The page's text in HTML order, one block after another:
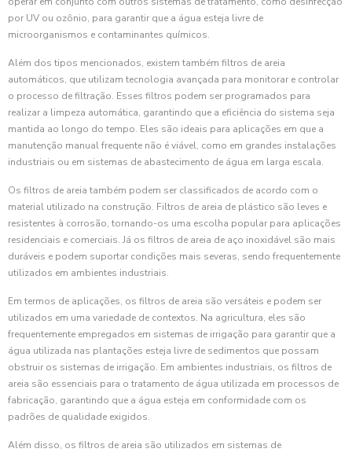
por UV ou ozônio, para garantir que a água esteja livre de
microorganismos e contaminantes químicos.
Além dos tipos mencionados, existem também filtros de areia
automáticos, que utilizam tecnologia avançada para monitorar e controlar
o processo de filtração. Esses filtros podem ser programados para
realizar a limpeza automática, garantindo que a eficiência do sistema seja
mantida ao longo do tempo. Eles são ideais para aplicações em que a
manutenção manual frequente não é viável, como em grandes instalações
industriais ou em sistemas de abastecimento de água em larga escala.
Os filtros de areia também podem ser classificados de acordo com o
material utilizado na construção. Filtros de areia de plástico são leves e
resistentes à corrosão, tornando-os uma escolha popular para aplicações
residenciais e comerciais. Já os filtros de areia de aço inoxidável são mais
duráveis e podem suportar condições mais severas, sendo frequentemente
utilizados em ambientes industriais.
Em termos de aplicações, os filtros de areia são versáteis e podem ser
utilizados em uma variedade de contextos. Na agricultura, eles são
frequentemente empregados em sistemas de irrigação para garantir que a
água utilizada nas plantações esteja livre de sedimentos que possam
obstruir os sistemas de irrigação. Em ambientes industriais, os filtros de
areia são essenciais para o tratamento de água utilizada em processos de
fabricação, garantindo que a água esteja em conformidade com os
padrões de qualidade exigidos.
Além disso, os filtros de areia são utilizados em sistemas de